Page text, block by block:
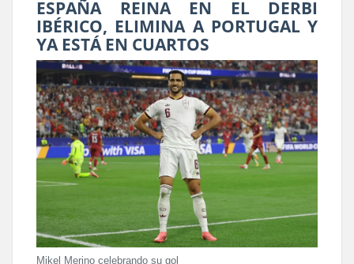
ESPAÑA REINA EN EL DERBI
IBÉRICO, ELIMINA A PORTUGAL Y
YA ESTÁ EN CUARTOS
Mikel Merino celebrando su gol